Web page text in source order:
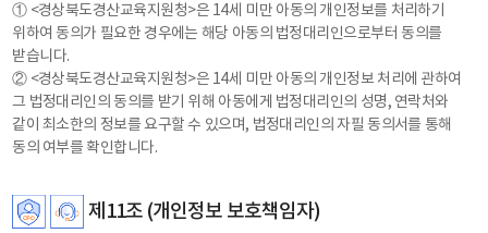
① <경상북도경산교육지원청>은 14세 미만 아동의 개인정보를 처리하기
위하여 동의가 필요한 경우에는 해당 아동의 법정대리인으로부터 동의를
받습니다.
② <경상북도경산교육지원청>은 14세 미만 아동의 개인정보 처리에 관하여
그 법정대리인의 동의를 받기 위해 아동에게 법정대리인의 성명, 연락처와
같이 최소한의 정보를 요구할 수 있으며, 법정대리인의 자필 동의서를 통해
동의 여부를 확인합니다.
제11조 (개인정보 보호책임자)